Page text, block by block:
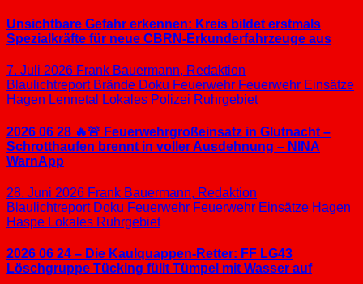
Unsichtbare Gefahr erkennen: Kreis bildet erstmals
Spezialkräfte für neue CBRN-Erkunderfahrzeuge aus
7. Juli 2026 Frank Bauermann, Redaktion
Blaulichtreport Brände Doku Feuerwehr Feuerwehr Einsätze
Hagen Lennetal Lokales Polizei Ruhrgebiet
2026 06 28 🔥🚨 Feuerwehrgroßeinsatz in Glutnacht –
Schrotthaufen brennt in voller Ausdehnung – NINA
WarnApp
28. Juni 2026 Frank Bauermann, Redaktion
Blaulichtreport Doku Feuerwehr Feuerwehr Einsätze Hagen
Haspe Lokales Ruhrgebiet
2026 06 24 – Die Kaulquappen-Retter: FF LG43
Löschgruppe Tücking füllt Tümpel mit Wasser auf